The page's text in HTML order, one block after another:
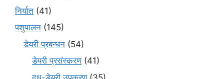
निर्यात (41)
पशुपालन (145)
डेयरी प्रबन्धन (54)
डेयरी प्रसंस्करण(41)